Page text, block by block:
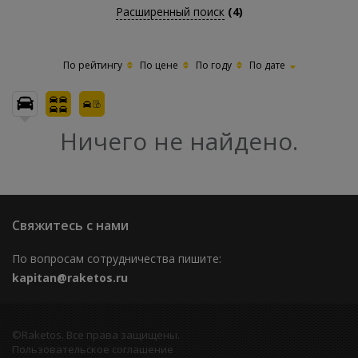
Расширенный поиск (4)
По рейтингу По цене По году По дате
Ничего не найдено.
Свяжитесь с нами
По вопросам сотрудничества пишите:
kapitan@raketos.ru
©Raketos. Все права защищены.
Пользовательское соглашение